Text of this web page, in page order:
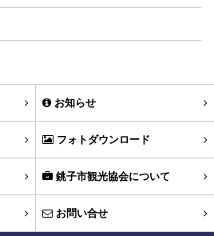
お知らせ
フォトダウンロード
銚子市観光協会について
お問い合せ